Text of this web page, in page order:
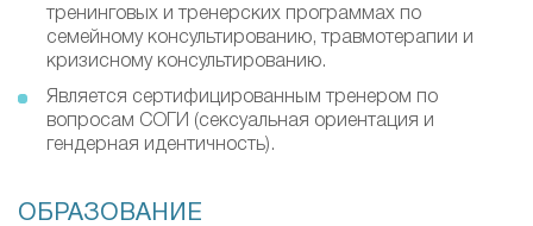
тренинговых и тренерских программах по
семейному консультированию, травмотерапии и
кризисному консультированию.
Является сертифицированным тренером по
вопросам СОГИ (сексуальная ориентация и
гендерная идентичность).
ОБРАЗОВАНИЕ